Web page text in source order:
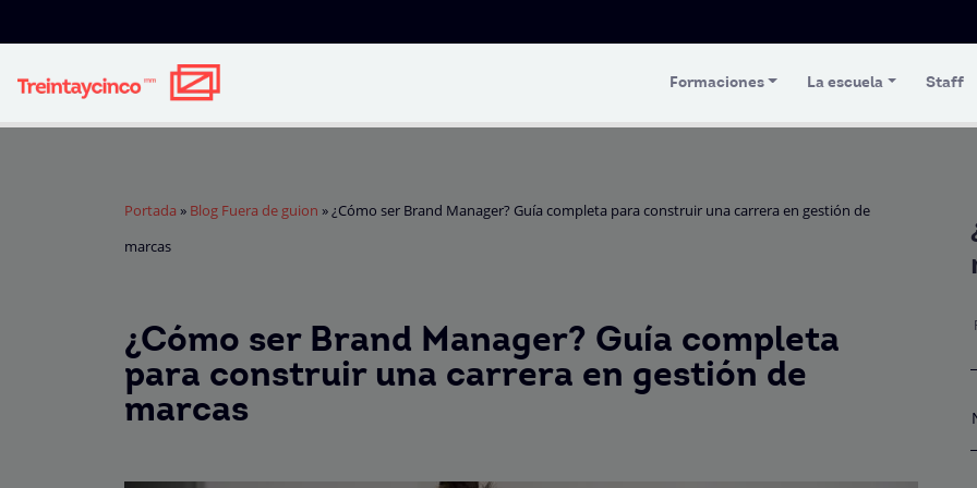
Formaciones La escuela Staff
Portada » Blog Fuera de guion »¿Cómo ser Brand Manager? Guía completa para construir una carrera en gestión de
marcas
¿Cómo ser Brand Manager? Guía completa
para construir una carrera en gestión de
marcas